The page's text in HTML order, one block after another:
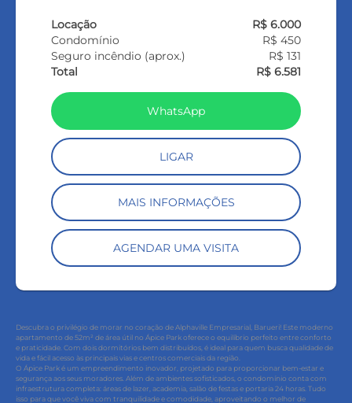
Locação
R$ 6.000
Condomínio
R$ 450
Seguro incêndio (aprox.)
R$ 131
Total
R$ 6.581
WhatsApp
LIGAR
MAIS INFORMAÇÕES
AGENDAR UMA VISITA
Descubra o privilégio de morar no coração de Alphaville Empresarial, Barueri! Este moderno
apartamento de 52m² de área útil no Ápice Park oferece o equilíbrio perfeito entre conforto
e praticidade. Com dois dormitórios bem distribuídos, é ideal para quem busca qualidade de
vida e fácil acesso às principais vias e centros comerciais da região.
O Ápice Park é um empreendimento inovador, projetado para proporcionar bem-estar e
segurança aos seus moradores. Além de ambientes sofisticados, o condomínio conta com
infraestrutura completa: áreas de lazer, academia, salão de festas e portaria 24 horas. Tudo
isso para que você viva com tranquilidade e comodidade, aproveitando o melhor de